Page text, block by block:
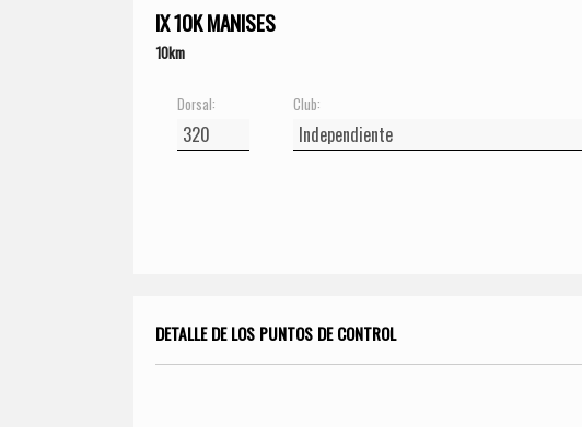
IX 10K MANISES
10km
Dorsal: Club:
DETALLE DE LOS PUNTOS DE CONTROL